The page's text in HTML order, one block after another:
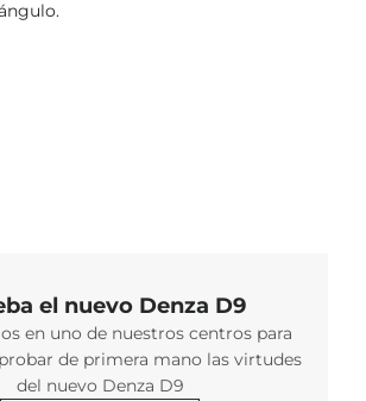
el nuevo Denza D9
en uno de nuestros centros para
de primera mano las virtudes
del nuevo Denza D9